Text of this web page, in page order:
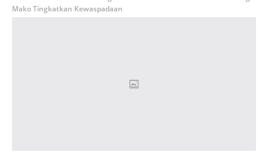
Mako Tingkatkan Kewaspadaan